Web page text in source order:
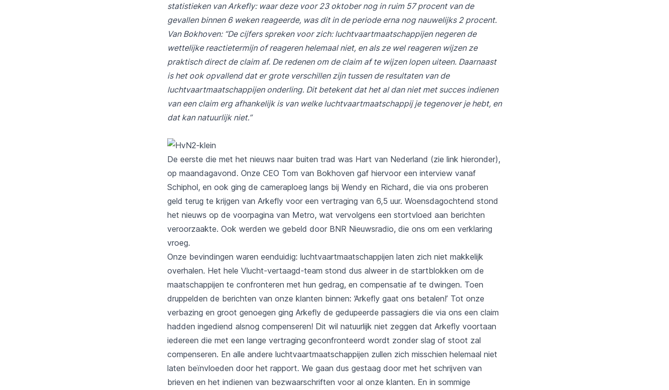
statistieken van Arkefly: waar deze voor 23 oktober nog in ruim 57 procent van de
gevallen binnen 6 weken reageerde, was dit in de periode erna nog nauwelijks 2 procent.
Van Bokhoven: “De cijfers spreken voor zich: luchtvaartmaatschappijen negeren de
wettelijke reactietermijn of reageren helemaal niet, en als ze wel reageren wijzen ze
praktisch direct de claim af. De redenen om de claim af te wijzen lopen uiteen. Daarnaast
is het ook opvallend dat er grote verschillen zijn tussen de resultaten van de
luchtvaartmaatschappijen onderling. Dit betekent dat het al dan niet met succes indienen
van een claim erg afhankelijk is van welke luchtvaartmaatschappij je tegenover je hebt, en
dat kan natuurlijk niet.”
De eerste die met het nieuws naar buiten trad was Hart van Nederland (zie link hieronder),
op maandagavond. Onze CEO Tom van Bokhoven gaf hiervoor een interview vanaf
Schiphol, en ook ging de cameraploeg langs bij Wendy en Richard, die via ons proberen
geld terug te krijgen van Arkefly voor een vertraging van 6,5 uur. Woensdagochtend stond
het nieuws op de voorpagina van Metro, wat vervolgens een stortvloed aan berichten
veroorzaakte. Ook werden we gebeld door BNR Nieuwsradio, die ons om een verklaring
vroeg.
Onze bevindingen waren eenduidig: luchtvaartmaatschappijen laten zich niet makkelijk
overhalen. Het hele Vlucht-vertaagd-team stond dus alweer in de startblokken om de
maatschappijen te confronteren met hun gedrag, en compensatie af te dwingen. Toen
druppelden de berichten van onze klanten binnen: ‘Arkefly gaat ons betalen!’ Tot onze
verbazing en groot genoegen ging Arkefly de gedupeerde passagiers die via ons een claim
hadden ingediend alsnog compenseren! Dit wil natuurlijk niet zeggen dat Arkefly voortaan
iedereen die met een lange vertraging geconfronteerd wordt zonder slag of stoot zal
compenseren. En alle andere luchtvaartmaatschappijen zullen zich misschien helemaal niet
laten beïnvloeden door het rapport. We gaan dus gestaag door met het schrijven van
brieven en het indienen van bezwaarschriften voor al onze klanten. En in sommige